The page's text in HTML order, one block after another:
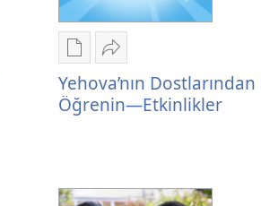
Dijital
yayınları
indirme
seçenekleri
Öğrenin​
Paylaş
Yehova’nın
Dostlarından
Yehova’nın Dostlarından
Öğrenin​—Etkinlikler